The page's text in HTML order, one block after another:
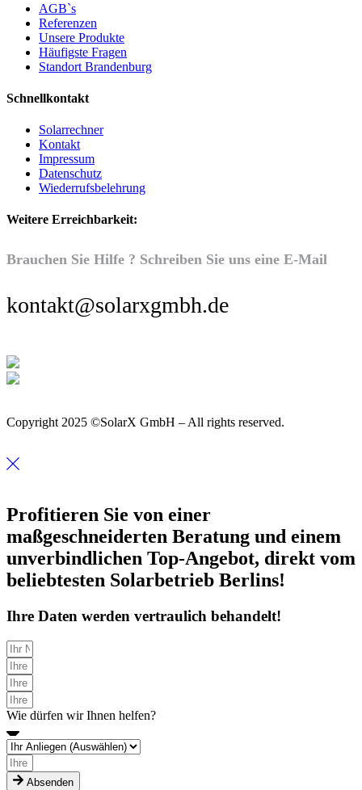
AGB`s
Referenzen
Unsere Produkte
Häufigste Fragen
Standort Brandenburg
Schnellkontakt
Solarrechner
Kontakt
Impressum
Datenschutz
Wiederrufsbelehrung
Weitere Erreichbarkeit:
Brauchen Sie Hilfe ? Schreiben Sie uns eine E-Mail
kontakt@solarxgmbh.de
Copyright 2025 ©SolarX GmbH – All rights reserved.
Profitieren Sie von einer
maßgeschneiderten Beratung und einem
unverbindlichen Top-Angebot, direkt vom
beliebtesten Solarbetrieb Berlins!
Ihre Daten werden vertraulich behandelt!
Wie dürfen wir Ihnen helfen?
Absenden